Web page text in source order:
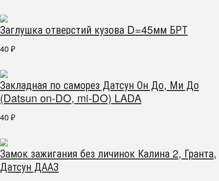
Заглушка отверстий кузова D=45мм БРТ
40 ₽
Закладная по саморез Датсун Он До, Ми До
(Datsun on-DO, mi-DO) LADA
40 ₽
Замок зажигания без личинок Калина 2, Гранта,
Датсун ДААЗ